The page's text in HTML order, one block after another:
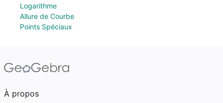
Logarithme
Allure de Courbe
Points Spéciaux
À propos